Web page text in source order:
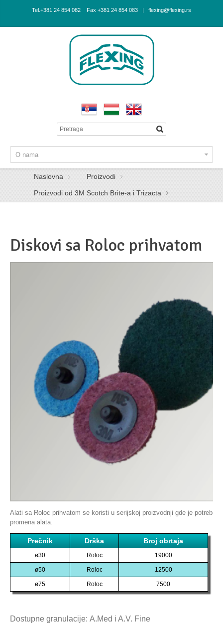
Tel.+381 24 854 082 Fax +381 24 854 083 | flexing@flexing.rs
O nama
Naslovna Proizvodi
Proizvodi od 3M Scotch Brite-a i Trizacta
Diskovi sa Roloc prihvatom
Alati sa Roloc prihvatom se koristi u serijskoj proizvodnji gde je potrebna
promena alata.
Prečnik Drška Broj obrtaja
ø30 Roloc 19000
ø50 Roloc 12500
ø75 Roloc 7500
Dostupne granulacije: A.Med i A.V. Fine